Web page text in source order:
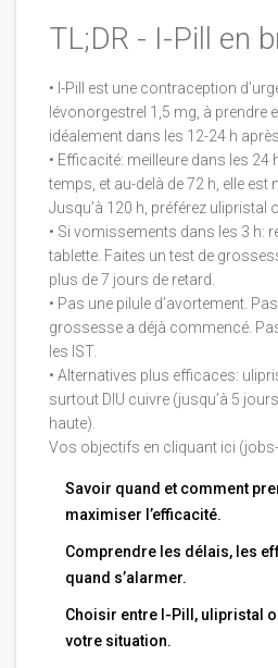
TL;DR - I-Pill en
• I-Pill est une contraception
lévonorgestrel 1,5 mg, à prendre
idéalement dans les 12-24 h
• Efficacité: meilleure dans les 24
temps, et au-delà de 72 h, elle est
Jusqu’à 120 h, préférez ulipristal
• Si vomissements dans les 3 h:
tablette. Faites un test de
plus de 7 jours de retard.
• Pas une pilule d’avortement.
grossesse a déjà commencé.
les IST.
• Alternatives plus efficaces:
surtout DIU cuivre (jusqu’à 5
haute).
Vos objectifs en cliquant ici
Savoir quand et comment
maximiser l’efficacité.
Comprendre les délais, les
quand s’alarmer.
Choisir entre I-Pill, ulipristal
votre situation.